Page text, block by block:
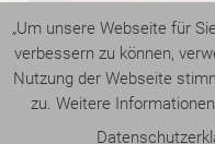
„Um unsere Webseite für
verbessern zu können,
Nutzung der Webseite
zu. Weitere